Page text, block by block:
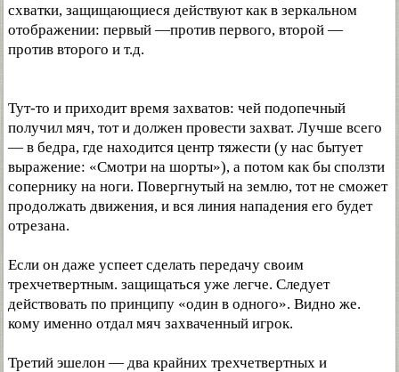
схватки, защищающиеся действуют как в зеркальном
отображении: первый —против первого, второй —
против второго и т.д.
Тут-то и приходит время захватов: чей подопечный
получил мяч, тот и должен провести захват. Лучше всего
— в бедра, где находится центр тяжести (у нас бытует
выражение: «Смотри на шорты»), а потом как бы сползти
сопернику на ноги. Повергнутый на землю, тот не сможет
продолжать движения, и вся линия нападения его будет
отрезана.
Если он даже успеет сделать передачу своим
трехчетвертным. защищаться уже легче. Следует
действовать по принципу «один в одного». Видно же.
кому именно отдал мяч захваченный игрок.
Третий эшелон — два крайних трехчетвертных и